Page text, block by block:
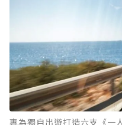
專為獨自出遊打造六支《